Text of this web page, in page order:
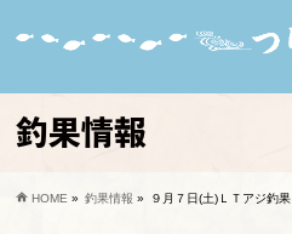
釣果情報
HOME » 釣果情報 » ９月７日(土)ＬＴアジ釣果